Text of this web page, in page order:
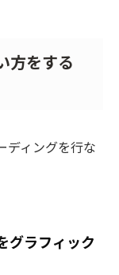
方をする
ディングを行な
グラフィック